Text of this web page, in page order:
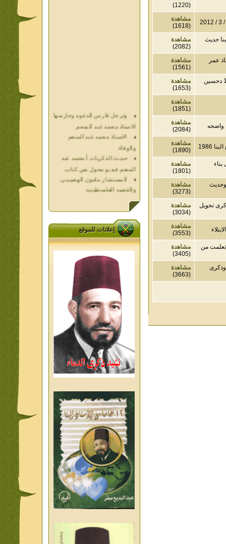
مشاهدة
مشاهدة
مشاهدة
الاسلام 18/11/1986 دحسين
مشاهدة
مشاهدة
مشاهدة
مشاهدة
(1890)
مشاهدة
- 12 - 1991وحديث
مشاهدة
تحويل
مشاهدة
مشاهدة
من
مشاهدة
مشاهدة
الاستاذ محمد عبد المنعم
المنعم فيديو محول نص كتاب
المستشار مامون الهضيبيى
والقضيه الفلسطينيه
العداله الغائبه 1000 شهيد
العداله الغائبه ( الدرع الواقى )
خواطر الحج
الاخوان فى حرب فلسطين
حكايات من التراث الجزء الاول
من اعلام الاخوان المسلمين
المعاصرين الجزء الثانى
ديوان شعر الاخوان فى القلب
تاليف الشيخ على متولى
تفاصيل جنازة الشهيد احمد
النيسى وعمر شاهين 1952
جمعه امين ومواقف ساعدت
الامام البنا فى تكوين شخصي
الاستاذ جمعه امين وعبقرية
الامام البنا
الشمائل المحمديه دكتور يحيى
غزب
واليوم والغد
من تراث د احمد العسال
العلمانية
كلمات رمضانية الشيخ عيسى
عبد العليم
قبسات رمضانية الشيخ عيسى
عبد العليم
إعلانات للموقع